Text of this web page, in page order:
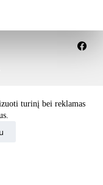
turinį bei reklamas
politika
savybes?
- Skandinaviškas
svetainių